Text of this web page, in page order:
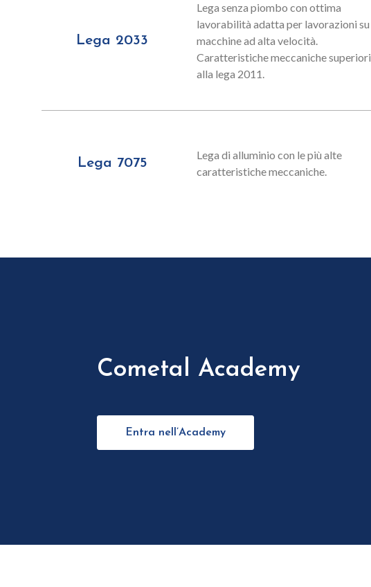
Lega 2033
Lega senza piombo con ottima
lavorabilità adatta per lavorazioni su
macchine ad alta velocità.
Caratteristiche meccaniche superiori
alla lega 2011.
Lega 7075
Lega di alluminio con le più alte
caratteristiche meccaniche.
Cometal Academy
Entra nell’Academy